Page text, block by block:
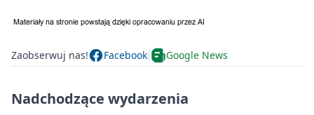
Zaobserwuj nas! Facebook Google News
Nadchodzące wydarzenia